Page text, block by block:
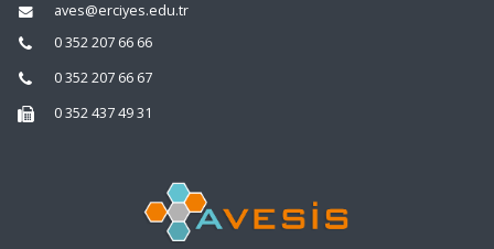
aves@erciyes.edu.tr
0 352 207 66 66
0 352 207 66 67
0 352 437 49 31